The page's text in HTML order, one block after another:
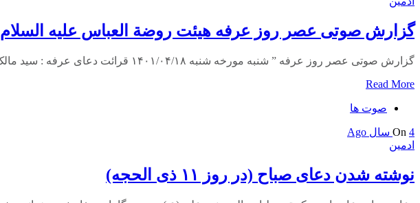
گزارش صوتی عصر روز عرفه هیئت روضة العباس عليه السلام
گزارش صوتی عصر روز عرفه ” شنبه مورخه شنبه ۱۴۰۱/۰۴/۱۸ قرائت دعای عرفه : سید مالک علوی به نفس: حاج حسین سیب سرخی کربلایی سید محمدرضا نوشه ور
Read More
صوت ها
On 4 سال Ago
ادمین
نوشته شدن دعای صباح (در روز ۱۱ ذی الحجه)